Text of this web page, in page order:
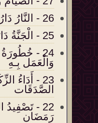
26 - النَّارُ دَارُ الفُجِّارِ
25 - الْجَنَّةُ دَارُ الْمَتَّقِينَ
24 -
وَالْعَمَل بِـهِ
23 - أَدَاءُ
الصَّدَقَات
22 -
رَمَضَان